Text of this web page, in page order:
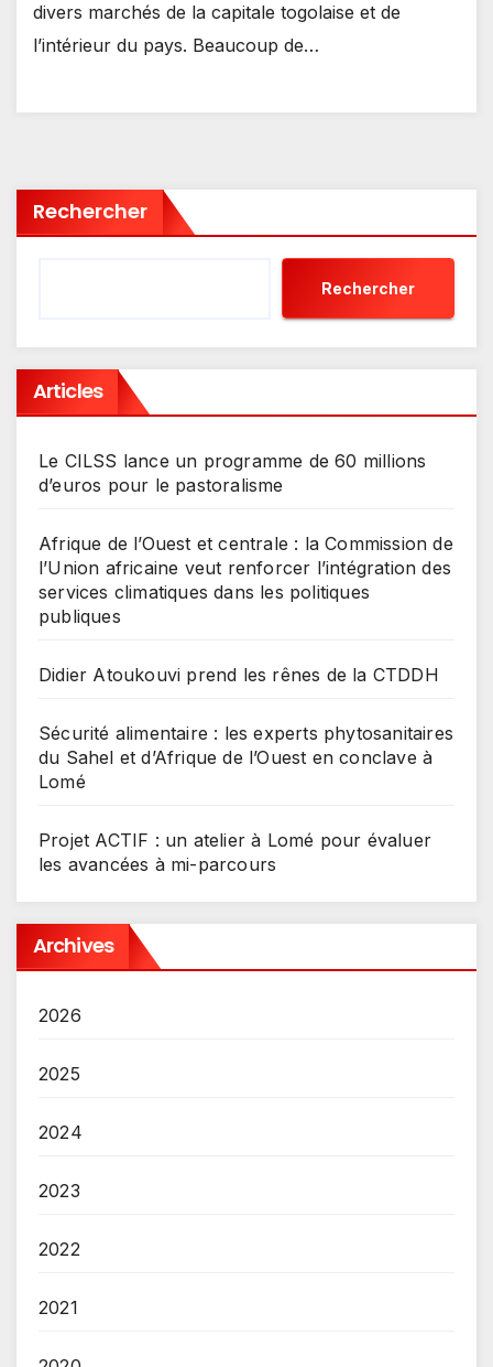
divers marchés de la capitale togolaise et de
l’intérieur du pays. Beaucoup de…
Rechercher
Rechercher
Articles
Le CILSS lance un programme de 60 millions
d’euros pour le pastoralisme
Afrique de l’Ouest et centrale : la Commission de
l’Union africaine veut renforcer l’intégration des
services climatiques dans les politiques
publiques
Didier Atoukouvi prend les rênes de la CTDDH
Sécurité alimentaire : les experts phytosanitaires
du Sahel et d’Afrique de l’Ouest en conclave à
Lomé
Projet ACTIF : un atelier à Lomé pour évaluer
les avancées à mi-parcours
Archives
2026
2025
2024
2023
2022
2021